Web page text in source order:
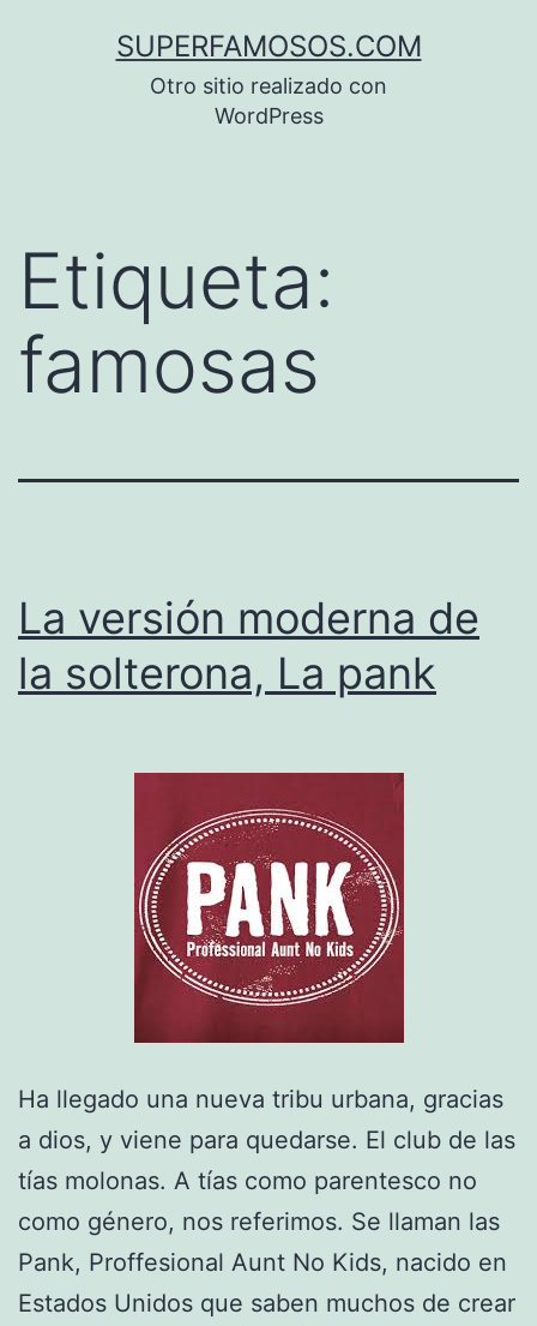
SUPERFAMOSOS.COM
Otro sitio realizado con
WordPress
Etiqueta:
famosas
La versión moderna de
la solterona, La pank
Ha llegado una nueva tribu urbana, gracias
a dios, y viene para quedarse. El club de las
tías molonas. A tías como parentesco no
como género, nos referimos. Se llaman las
Pank, Proffesional Aunt No Kids, nacido en
Estados Unidos que saben muchos de crear